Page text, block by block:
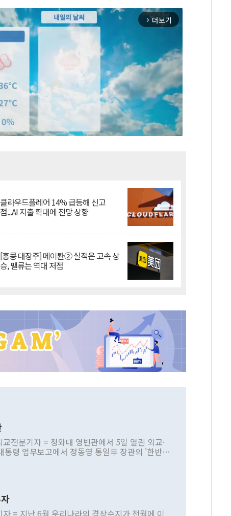
arrow_forward_ios 더보기
클라우드플레어 14% 급등해 신고
점...AI 지출 확대에 전망 상향
[홍콩 대장주] 메이퇀② 실적은 고속 상
승, 밸류는 역대 저점
전문기자 = 청와대 영빈관에서 5일 열린 외교·
통령 업무보고에서 정동영 통일부 장관의 '한반도
거치지 않은 사안을 정책으로 추진하겠다고 공
실적 구상'이라는 비판을 내놨다. 그동안 정 장
물의를 빚은 적은 여러 번 있지만 대통령과 유